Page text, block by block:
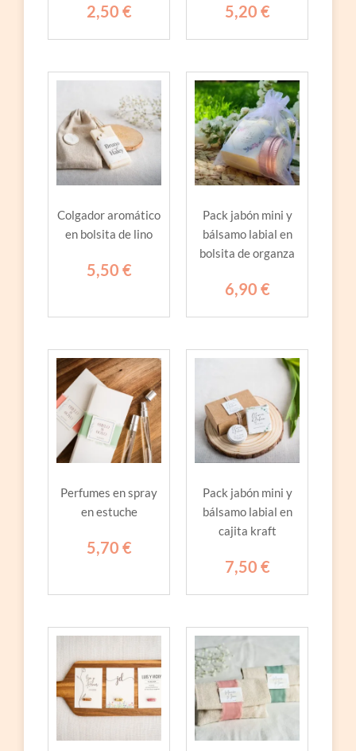
2,50 € 5,20 €
Colgador aromático
en bolsita de lino
5,50 €
Pack jabón mini y
bálsamo labial en
bolsita de organza
6,90 €
Perfumes en spray
en estuche
5,70 €
Pack jabón mini y
bálsamo labial en
cajita kraft
7,50 €